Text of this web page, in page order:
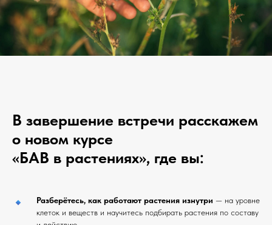
В завершение встречи расскажем
о новом курсе
«БАВ в растениях», где вы:
Разберётесь, как работают растения изнутри — на уровне
клеток и веществ и научитесь подбирать растения по составу